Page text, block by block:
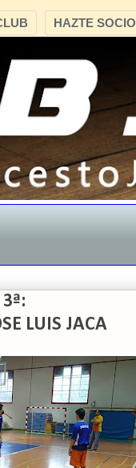
HAZTE SOCIO
LUIS JACA